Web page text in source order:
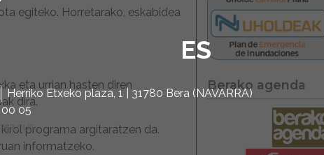
ES
Herriko Etxeko plaza, 1 | 31780 Bera (NAVARRA)
05
egiteko. Horretarako, eskabidea
eta urrian hasten diren
dira.
programa argitaratzen da.
informatzeko.
Berako agenda